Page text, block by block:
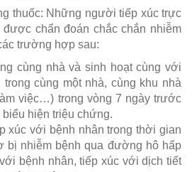
thuốc: Những người tiếp xúc trực
chẩn đoán chắc chắn nhiễm
trường hợp sau:
cùng nhà và sinh hoạt cùng với
trong cùng một nhà, cùng khu nhà
việc…) trong vòng 7 ngày trước
biểu hiện triệu chứng.
xúc với bệnh nhân trong thời gian
bị nhiễm bệnh qua đường hô hấp
bệnh nhân, tiếp xúc với dịch tiết